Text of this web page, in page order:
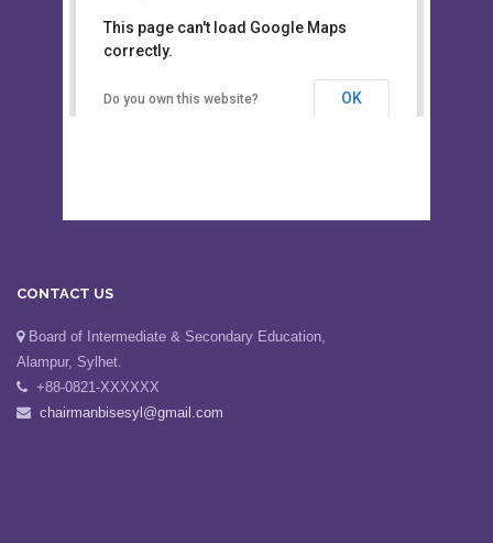
Secondary Education, Alampur,
Sylhet
This page can't load Google Maps
Board of Intermediate & Secondary Education,
Alampur, Sylhet.
+88-0821-XXXXXX